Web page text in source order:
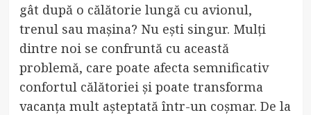
gât după o călătorie lungă cu avionul,
trenul sau mașina? Nu ești singur. Mulți
dintre noi se confruntă cu această
problemă, care poate afecta semnificativ
confortul călătoriei și poate transforma
vacanța mult așteptată într-un coșmar. De la